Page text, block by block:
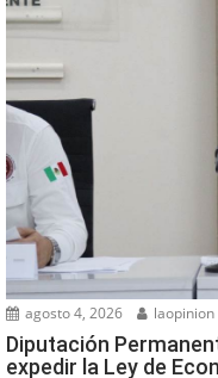
agosto 4, 2026 laopinion
Diputación
expedir la Ley de